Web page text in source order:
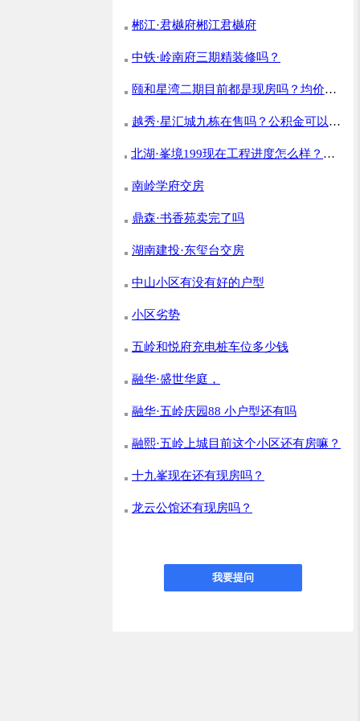
郴江·君樾府郴江君樾府
中铁·岭南府三期精装修吗？
颐和星湾二期目前都是现房吗？均价多
少？
越秀·星汇城九栋在售吗？公积金可以贷
多少？
北湖·峯境199现在工程进度怎么样？什
么时候开盘？
南岭学府交房
鼎森·书香苑卖完了吗
湖南建投·东玺台交房
中山小区有没有好的户型
小区劣势
五岭和悦府充电桩车位多少钱
融华·盛世华庭，
融华·五岭庆园88 小户型还有吗
融熙·五岭上城目前这个小区还有房嘛？
十九峯现在还有现房吗？
龙云公馆还有现房吗？
我要提问